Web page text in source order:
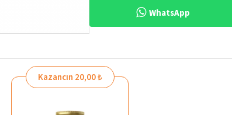
WhatsApp
Kazancın 20,00 ₺